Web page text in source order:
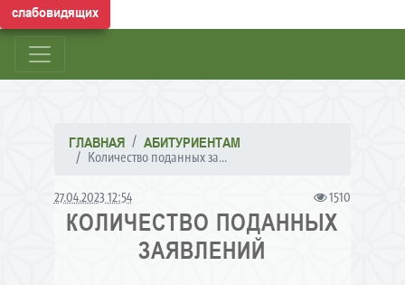
слабовидящих
ГЛАВНАЯ АБИТУРИЕНТАМ
Количество поданных за...
27.04.2023 12:54 1510
КОЛИЧЕСТВО ПОДАННЫХ
ЗАЯВЛЕНИЙ